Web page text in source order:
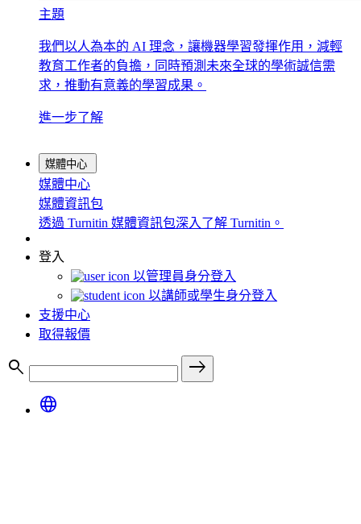
主題
我們以人為本的 AI 理念，讓機器學習發揮作用，減輕
教育工作者的負擔，同時預測未來全球的學術誠信需
求，推動有意義的學習成果。
進一步了解
媒體中心
媒體中心
媒體資訊包
透過 Turnitin 媒體資訊包深入了解 Turnitin。
登入
以管理員身分登入
以講師或學生身分登入
支援中心
取得報價
search
east
language